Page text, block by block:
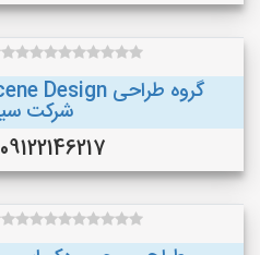
شرکت
09122146217 (تفرش )